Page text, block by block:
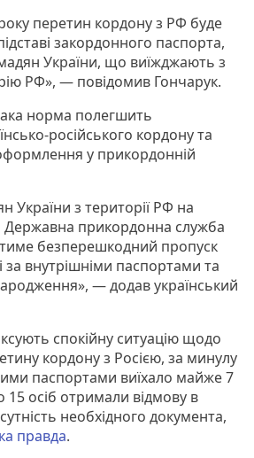
перетин кордону з РФ буде
закордонного паспорта,
України, що виїжджають з
РФ», — повідомив Гончарук.
норма полегшить
російського кордону та
у прикордонній
України з території РФ на
Державна прикордонна служба
безперешкодний пропуск
за внутрішніми паспортами та
— додав український
спокійну ситуацію щодо
кордону з Росією, за минулу
паспортами виїхало майже 7
15 осіб отримали відмову в
необхідного документа,
правда.